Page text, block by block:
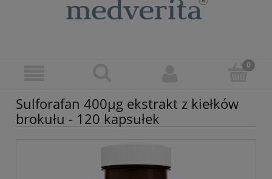
Sulforafan 400µg ekstrakt z kiełków
brokułu - 120 kapsułek